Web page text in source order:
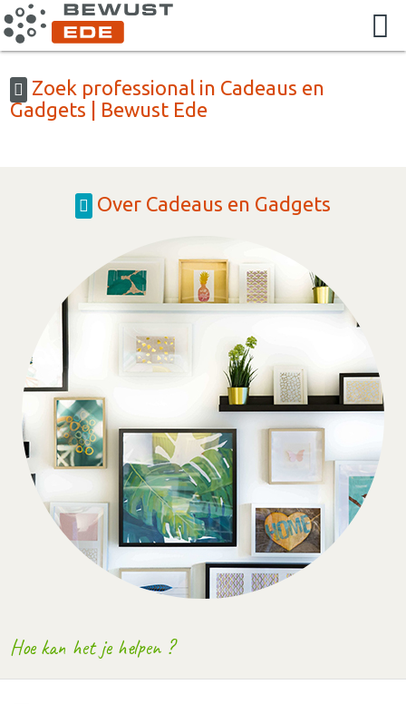
Zoek professional in Cadeaus en
Gadgets | Bewust Ede
Over Cadeaus en Gadgets
Hoe kan het je helpen ?